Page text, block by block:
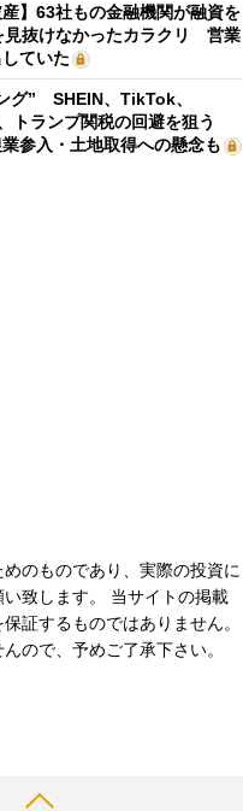
】63社もの金融機関が融資を
見抜けなかったカラクリ 営業
ていた
グ” SHEIN、TikTok、
トランプ関税の回避を狙う
参入・土地取得への懸念も
のものであり、実際の投資に
致します。 当サイトの掲載
証するものではありません。
ので、予めご了承下さい。